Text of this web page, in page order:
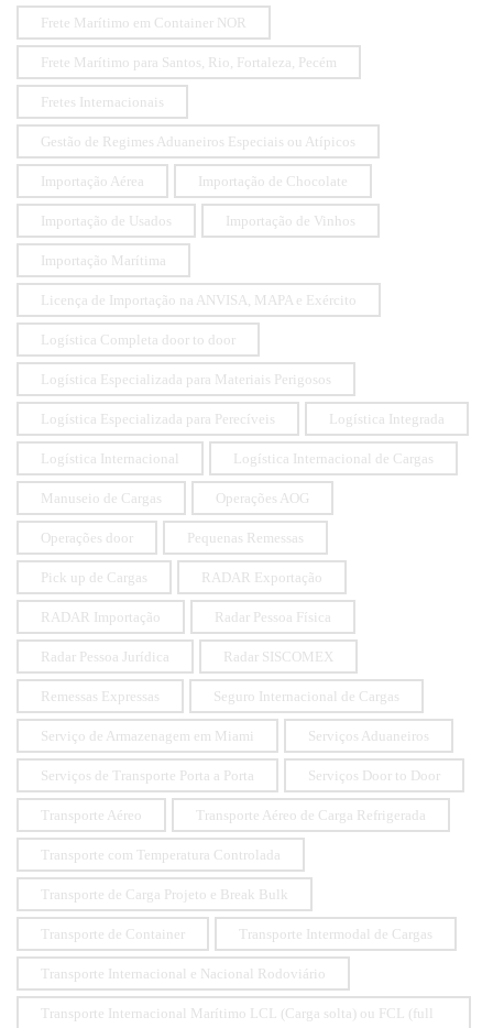
Frete Marítimo em Container NOR
Frete Marítimo para Santos, Rio, Fortaleza, Pecém
Fretes Internacionais
Gestão de Regimes Aduaneiros Especiais ou Atípicos
Importação Aérea Importação de Chocolate
Importação de Usados Importação de Vinhos
Importação Marítima
Licença de Importação na ANVISA, MAPA e Exército
Logística Completa door to door
Logística Especializada para Materiais Perigosos
Logística Especializada para Perecíveis Logística Integrada
Logística Internacional Logística Internacional de Cargas
Manuseio de Cargas Operações AOG
Operações door Pequenas Remessas
Pick up de Cargas RADAR Exportação
RADAR Importação Radar Pessoa Física
Radar Pessoa Jurídica Radar SISCOMEX
Remessas Expressas Seguro Internacional de Cargas
Serviço de Armazenagem em Miami Serviços Aduaneiros
Serviços de Transporte Porta a Porta Serviços Door to Door
Transporte Aéreo Transporte Aéreo de Carga Refrigerada
Transporte com Temperatura Controlada
Transporte de Carga Projeto e Break Bulk
Transporte de Container Transporte Intermodal de Cargas
Transporte Internacional e Nacional Rodoviário
Transporte Internacional Marítimo LCL (Carga solta) ou FCL (full